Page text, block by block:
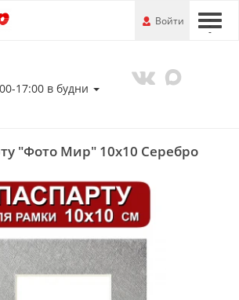
---
Войти
17:00 в будни
"Фото Мир" 10х10 Серебро